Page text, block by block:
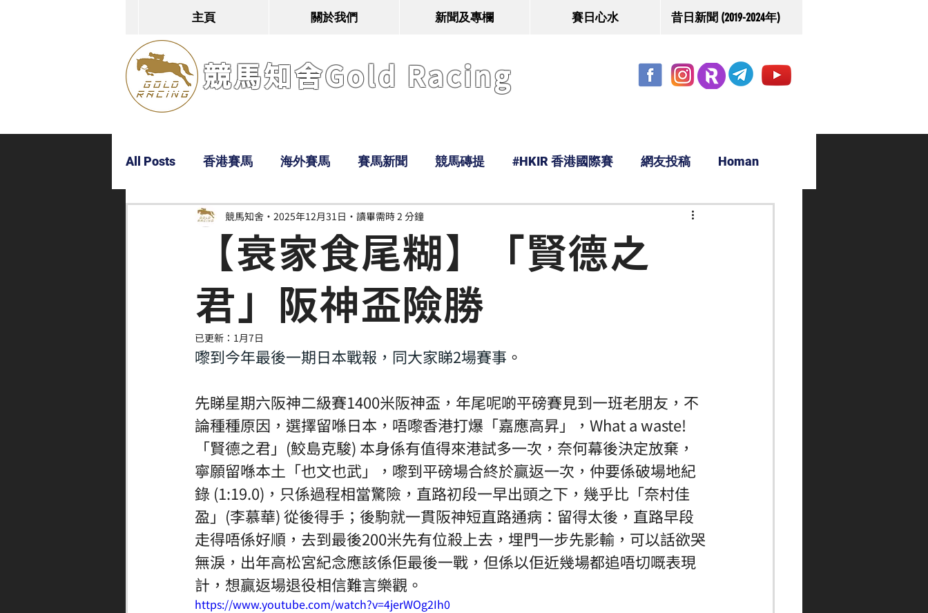
主頁 關於我們 新聞及專欄 賽日心水 昔日新聞 (2019-2024年)
競馬知舍Gold Racing
All Posts 香港賽馬 海外賽馬 賽馬新聞 競馬磚提 #HKIR 香港國際賽 網友投稿 Homan
Bobby 超仔 Tony 鹿 經典戰線
【衰家食尾糊】「賢德之
君」阪神盃險勝
競馬知舍 2025年12月31日 讀畢需時 2 分鐘
已更新： 1月7日
嚟到今年最後一期日本戰報，同大家睇2場賽事 。
先睇星期六阪神二級賽1400米阪神盃，年尾呢啲平磅賽見到一班老朋友，不
論種種原因，選擇留喺日本，唔嚟香港打爆「嘉應高昇」，What a waste!
「賢德之君」(鮫島克駿) 本身係有值得來港試多一次，奈何幕後決定放棄，
寧願留喺本土「也文也武」，嚟到平磅場合終於贏返一次，仲要係破場地紀
錄 (1:19.0)，只係過程相當驚險，直路初段一早出頭之下，幾乎比「奈村佳
盈」(李慕華) 從後得手；後駒就一貫阪神短直路通病：留得太後，直路早段
走得唔係好順，去到最後200米先有位殺上去，埋門一步先影輸，可以話欲哭
無淚，出年高松宮紀念應該係佢最後一戰，但係以佢近幾場都追唔切嘅表現
計，想贏返場退役相信難言樂觀。
https://www.youtube.com/watch?v=4jerWOg2Ih0